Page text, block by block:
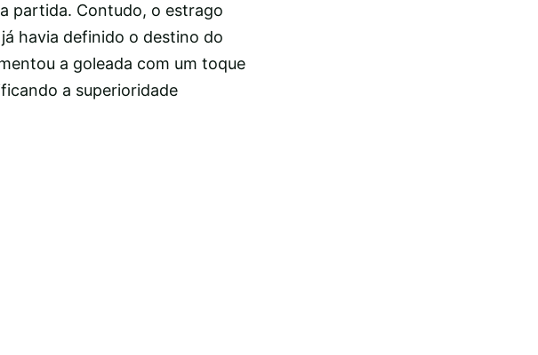
partida. Contudo, o estrago
havia definido o destino do
a goleada com um toque
a superioridade